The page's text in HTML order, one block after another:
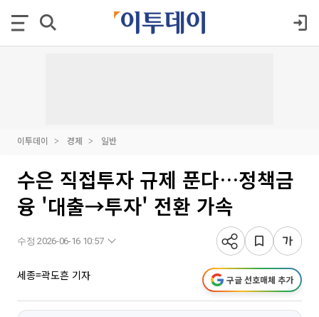
이투데이 경제 일반
수은 직접투자 규제 푼다…정책금
융 '대출→투자' 전환 가속
수정 2026-06-16 10:57
세종=곽도흔 기자 구글 선호매체 추가